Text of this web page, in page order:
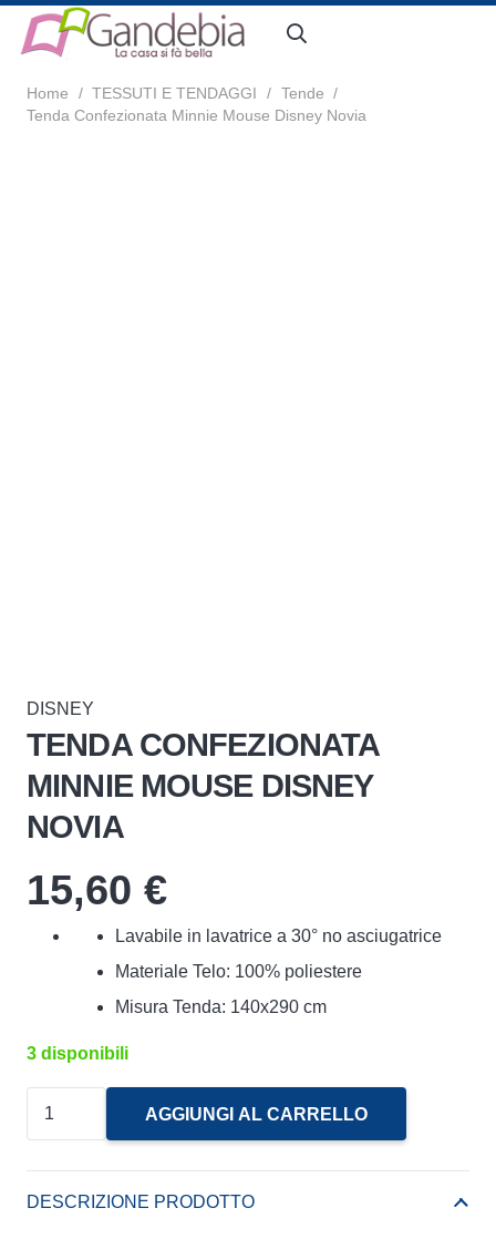
Home / TESSUTI E TENDAGGI / Tende /
Tenda Confezionata Minnie Mouse Disney Novia
DISNEY
TENDA CONFEZIONATA
MINNIE MOUSE DISNEY
NOVIA
15,60 €
Lavabile in lavatrice a 30° no asciugatrice
Materiale Telo: 100% poliestere
Misura Tenda: 140x290 cm
3 disponibili
Mouse
AGGIUNGI AL CARRELLO
DESCRIZIONE PRODOTTO